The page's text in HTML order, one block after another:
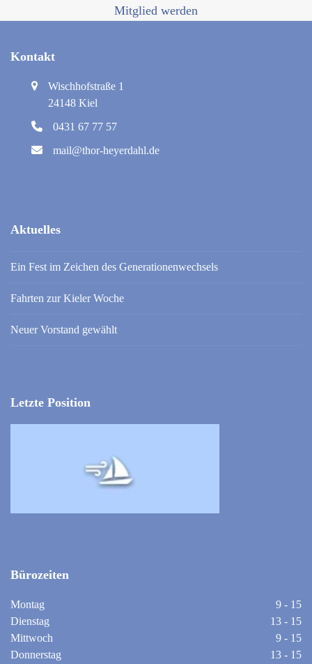
Mitglied werden
Kontakt
Wischhofstraße 1
24148 Kiel
0431 67 77 57
mail@thor-heyerdahl.de
Aktuelles
Ein Fest im Zeichen des Generationenwechsels
Fahrten zur Kieler Woche
Neuer Vorstand gewählt
Letzte Position
Bürozeiten
Montag
9 - 15
Dienstag
13 - 15
Mittwoch
9 - 15
Donnerstag
13 - 15